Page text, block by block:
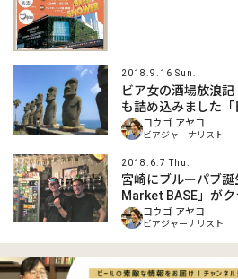
2018.9.16 Sun.
ビア女の酒場放浪
も詰め込みました「
コウゴ アヤコ
ビアジャーナリスト
2018.6.7 Thu.
宮崎にブルーパブ
Market BASE」が
コウゴ アヤコ
ビアジャーナリスト